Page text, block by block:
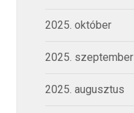
2025. október
2025. szeptember
2025. augusztus